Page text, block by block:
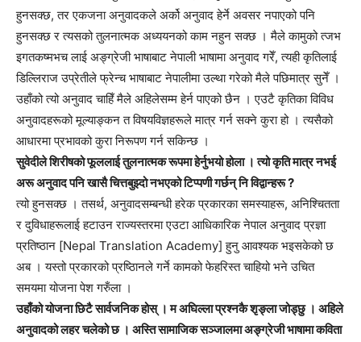
हुनसक्छ, तर एकजना अनुवादकले अर्को अनुवाद हेर्ने अवसर नपाएको पनि
हुनसक्छ र त्यसको तुलनात्मक अध्ययनको काम नहुन सक्छ । मैले कामुको त्जभ
इगतकष्मभच लाई अङ्ग्रेजी भाषाबाट नेपाली भाषामा अनुवाद गरेँ, त्यही कृतिलाई
डिल्लिराज उप्रेतीले फ्रेन्च भाषाबाट नेपालीमा उल्था गरेको मैले पछिमात्र सुनेँ ।
उहाँको त्यो अनुवाद चाहिँ मैले अहिलेसम्म हेर्न पाएको छैन । एउटै कृतिका विविध
अनुवादहरूको मूल्याङ्कन त विषयविज्ञहरूले मात्र गर्न सक्ने कुरा हो । त्यसैको
आधारमा प्रभावको कुरा निरूपण गर्न सकिन्छ ।
सुवेदीले शिरीषको फूललाई तुलनात्मक रूपमा हेर्नुभयो होला । त्यो कृति मात्र नभई
अरू अनुवाद पनि खासै चित्तबुझ्दो नभएको टिप्पणी गर्छन् नि विद्वान्हरू ?
त्यो हुनसक्छ । तसर्थ, अनुवादसम्बन्धी हरेक प्रकारका समस्याहरू, अनिश्चितता
र दुविधाहरूलाई हटाउन राज्यस्तरमा एउटा आधिकारिक नेपाल अनुवाद प्रज्ञा
प्रतिष्ठान [Nepal Translation Academy] हुनु आवश्यक भइसकेको छ
अब । यस्तो प्रकारको प्रष्ठिानले गर्ने कामको फेहरिस्त चाहियो भने उचित
समयमा योजना पेश गरुँला ।
उहाँको योजना छिटै सार्वजनिक होस् । म अघिल्ला प्रश्नकै शृङ्ला जोड्छु । अहिले
अनुवादको लहर चलेको छ । अस्ति सामाजिक सञ्जालमा अङ्ग्रेजी भाषामा कविता